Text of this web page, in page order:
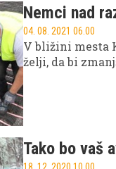
Nemci nad
04. 08. 2021 06.00
V bližini mesta
želji, da bi
Tako bo vaš
18. 12. 2020 10.00